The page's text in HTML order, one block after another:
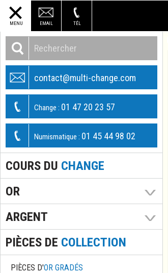
MENU EMAIL TÉL
contact@multi-change.com
Change : 01 47 20 23 57
Numismatique : 01 45 44 98 02
COURS DU CHANGE
OR
ARGENT
PIÈCES DE COLLECTION
PIÈCES D'OR GRADÉS